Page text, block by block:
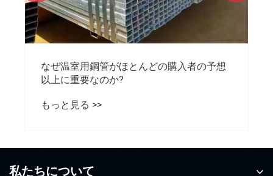
なぜ温室用鋼管がほとんどの購入者の予想
以上に重要なのか?
もっと見る >>
私たちについて